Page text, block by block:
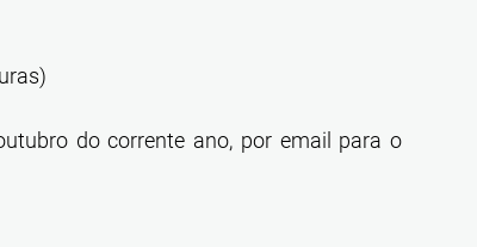
do corrente ano, por email para o